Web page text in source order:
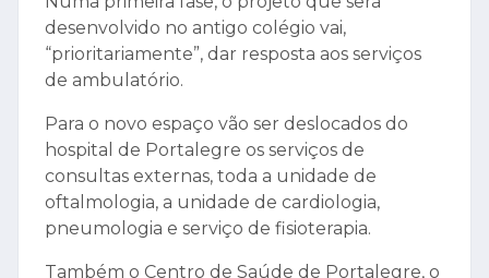
desenvolvido no antigo colégio vai,
“prioritariamente”, dar resposta aos serviços
de ambulatório.
Para o novo espaço vão ser deslocados do
hospital de Portalegre os serviços de
consultas externas, toda a unidade de
oftalmologia, a unidade de cardiologia,
pneumologia e serviço de fisioterapia.
Também o Centro de Saúde de Portalegre, o